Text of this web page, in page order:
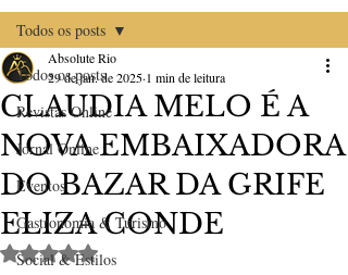
Todos os posts
Revistas Online
Jornal Online
Eventos
Gastronomia & Turismo
Social & Estilos
Todos os posts
CLAUDIA MELO É A
NOVA EMBAIXADORA
DO BAZAR DA GRIFE
ELIZA CONDE
Absolute Rio
29 de jan. de 2025 1 min de leitura
Avaliado com NaN de 5 estrelas.